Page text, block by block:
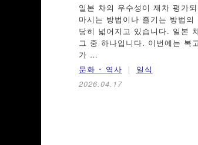
일본 차의 우수성이 재차 평가
마시는 방법이나 즐기는 방법의
당히 넓어지고 있습니다. 일본
그 중 하나입니다. 이번에는 복
가 …
문화 ･ 역사
일식
2026.04.17